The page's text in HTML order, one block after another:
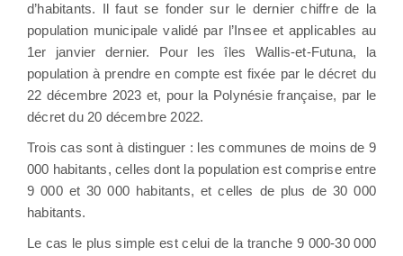
d’habitants. Il faut se fonder sur le dernier chiffre de la
population municipale validé par l’Insee et applicables au
1er janvier dernier. Pour les îles Wallis-et-Futuna, la
population à prendre en compte est fixée par le décret du
22 décembre 2023 et, pour la Polynésie française, par le
décret du 20 décembre 2022.
Trois cas sont à distinguer : les communes de moins de 9
000 habitants, celles dont la population est comprise entre
9 000 et 30 000 habitants, et celles de plus de 30 000
habitants.
Le cas le plus simple est celui de la tranche 9 000-30 000